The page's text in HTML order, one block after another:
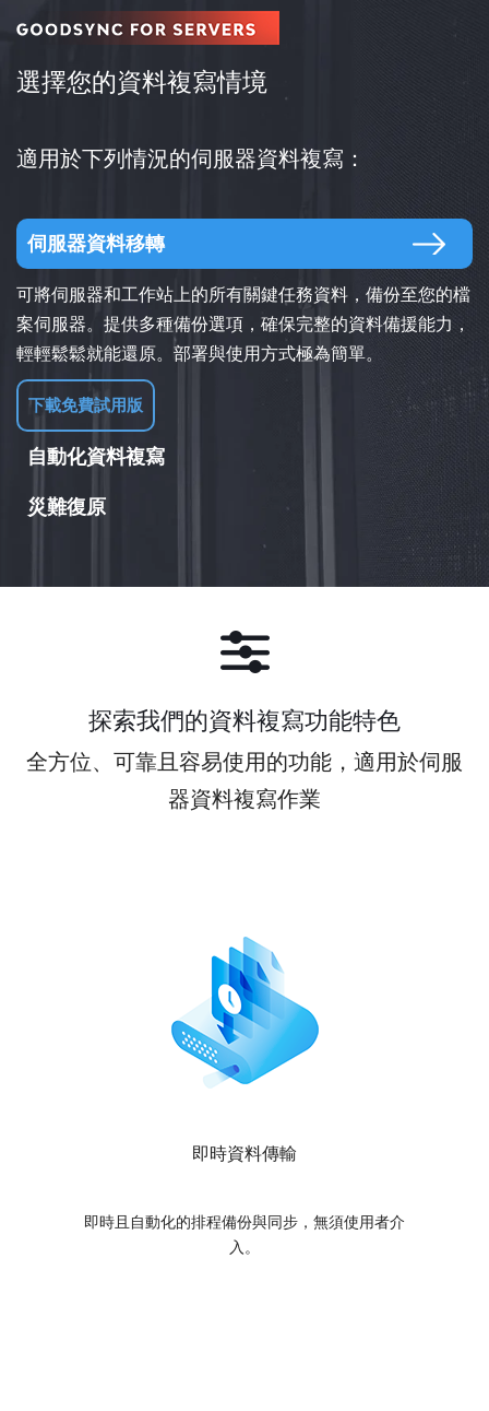
選擇您的資料複寫情境
適用於下列情況的伺服器資料複寫：
伺服器資料移轉
可將伺服器和工作站上的所有關鍵任務資料，備份至您的檔
案伺服器。提供多種備份選項，確保完整的資料備援能力，
輕輕鬆鬆就能還原。部署與使用方式極為簡單。
下載免費試用版
自動化資料複寫
可將伺服器上的所有關鍵任務資料，備份至任何目的地。提
供多種備份選項，確保完整的資料備援能力，輕輕鬆鬆就能
災難復原
可直接從 GoodSync Server 將伺服器資料備份至 NAS 裝置
或雲端儲存空間。支援所有主流雲端服務供應商，我們也針
探索我們的資料複寫功能特色
全方位、可靠且容易使用的功能，適用於伺服
器資料複寫作業
即時資料傳輸
即時且自動化的排程備份與同步，無須使用者介
入。